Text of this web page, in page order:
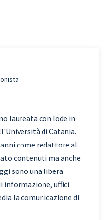
laureata con lode in
di Catania.
come redattore al
contenuti ma anche
sono una libera
informazione, uffici
la comunicazione di